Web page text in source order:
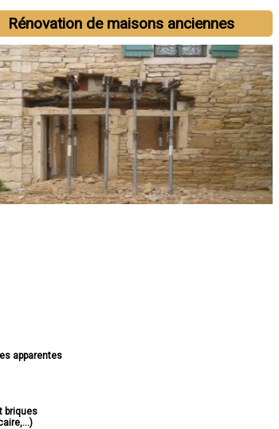
Rénovation de maisons anciennes
apparentes
briques